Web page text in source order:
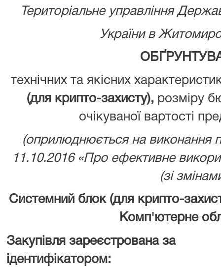
Територіальне управління
України в
технічних та якісних
(для крипто-захисту), розміру
очікуваної вартості
(оприлюднюється на виконання
11.10.2016 «Про ефективне
(зі
Системний блок (для крипто-
Комп'ютерне
Закупівля зареєстрована за
ідентифікатором: